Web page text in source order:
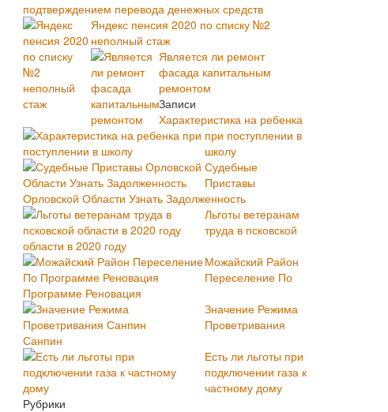
подтверждением перевода денежных средств
Яндекс пенсия 2020 по списку №2
неполный стаж
Является ли ремонт
фасада капитальным
ремонтом
Записи
Характеристика на ребенка
при поступлении в
школу
Судебные
Приставы
Орловской Области Узнать Задолженность
Льготы ветеранам
труда в псковской
области в 2020 году
Можайский Район
Переселение По
Программе Реновация
Значение Режима
Проветривания
Санпин
Есть ли льготы при
подключении газа к
частному дому
Рубрики